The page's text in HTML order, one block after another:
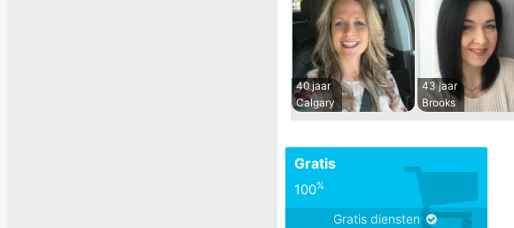
40 jaar
Calgary
43 jaar
Brooks
Gratis
100%
Gratis diensten